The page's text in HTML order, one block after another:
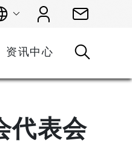
资讯中心
代表会